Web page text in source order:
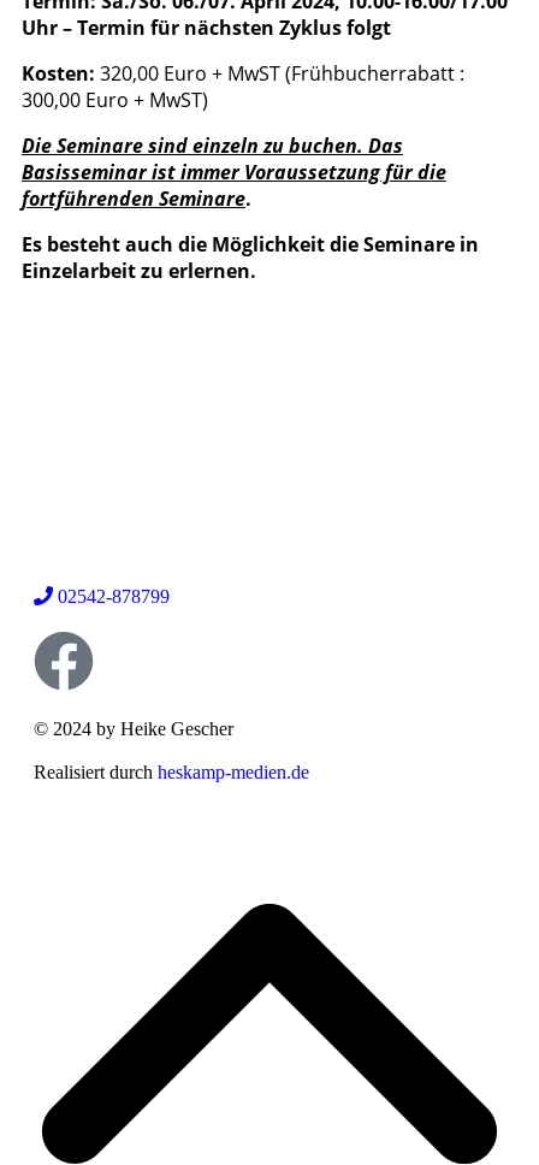
Uhr – Termin für nächsten Zyklus folgt
Kosten: 320,00 Euro + MwST (Frühbucherrabatt :
300,00 Euro + MwST)
Die Seminare sind einzeln zu buchen. Das
Basisseminar ist immer Voraussetzung für die
fortführenden Seminare.
Es besteht auch die Möglichkeit die Seminare in
Einzelarbeit zu erlernen.
02542-878799
© 2024 by Heike Gescher
Realisiert durch heskamp-medien.de